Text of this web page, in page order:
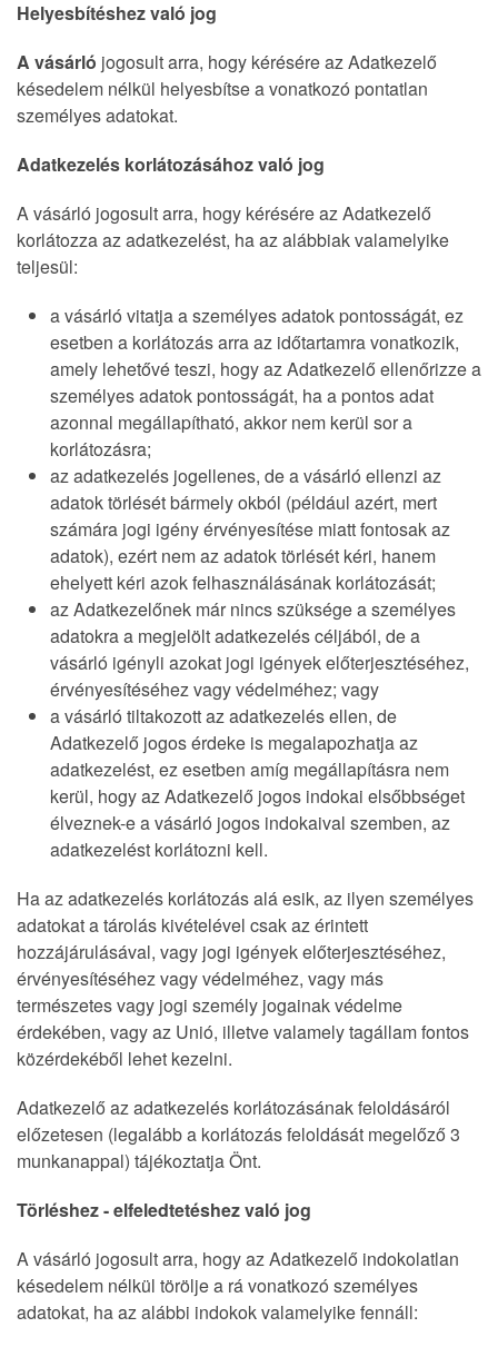
Helyesbítéshez való jog
A vásárló jogosult arra, hogy kérésére az Adatkezelő
késedelem nélkül helyesbítse a vonatkozó pontatlan
személyes adatokat.
Adatkezelés korlátozásához való jog
A vásárló jogosult arra, hogy kérésére az Adatkezelő
korlátozza az adatkezelést, ha az alábbiak valamelyike
teljesül:
a vásárló vitatja a személyes adatok pontosságát, ez
esetben a korlátozás arra az időtartamra vonatkozik,
amely lehetővé teszi, hogy az Adatkezelő ellenőrizze a
személyes adatok pontosságát, ha a pontos adat
azonnal megállapítható, akkor nem kerül sor a
korlátozásra;
az adatkezelés jogellenes, de a vásárló ellenzi az
adatok törlését bármely okból (például azért, mert
számára jogi igény érvényesítése miatt fontosak az
adatok), ezért nem az adatok törlését kéri, hanem
ehelyett kéri azok felhasználásának korlátozását;
az Adatkezelőnek már nincs szüksége a személyes
adatokra a megjelölt adatkezelés céljából, de a
vásárló igényli azokat jogi igények előterjesztéséhez,
érvényesítéséhez vagy védelméhez; vagy
a vásárló tiltakozott az adatkezelés ellen, de
Adatkezelő jogos érdeke is megalapozhatja az
adatkezelést, ez esetben amíg megállapításra nem
kerül, hogy az Adatkezelő jogos indokai elsőbbséget
élveznek-e a vásárló jogos indokaival szemben, az
adatkezelést korlátozni kell.
Ha az adatkezelés korlátozás alá esik, az ilyen személyes
adatokat a tárolás kivételével csak az érintett
hozzájárulásával, vagy jogi igények előterjesztéséhez,
érvényesítéséhez vagy védelméhez, vagy más
természetes vagy jogi személy jogainak védelme
érdekében, vagy az Unió, illetve valamely tagállam fontos
közérdekéből lehet kezelni.
Adatkezelő az adatkezelés korlátozásának feloldásáról
előzetesen (legalább a korlátozás feloldását megelőző 3
munkanappal) tájékoztatja Önt.
Törléshez - elfeledtetéshez való jog
A vásárló jogosult arra, hogy az Adatkezelő indokolatlan
késedelem nélkül törölje a rá vonatkozó személyes
adatokat, ha az alábbi indokok valamelyike fennáll: